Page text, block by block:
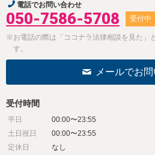
電話でお問い合わせ
050-7586-5708 受付中
※お電話の際は「ココナラ法律相談を見た」
す。
メールでお
受付時間
平日
00:00〜23:55
土日祝日
00:00〜23:55
定休日
なし